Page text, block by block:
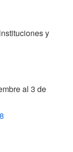
y
al 3 de